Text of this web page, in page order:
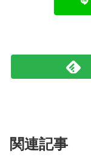
関連記事